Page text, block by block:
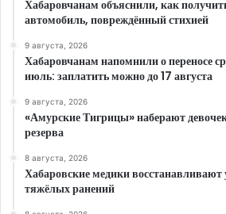
Хабаровчанам объяснили, как
автомобиль, повреждённый стихией
9 августа, 2026
Хабаровчанам напомнили о переносе
июль: заплатить можно до 17 августа
9 августа, 2026
«Амурские Тигрицы» наберают
резерва
8 августа, 2026
Хабаровские медики
тяжёлых ранений